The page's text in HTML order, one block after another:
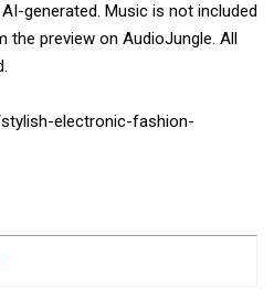
generated. Music is not included
the preview on AudioJungle. All
electronic-fashion-